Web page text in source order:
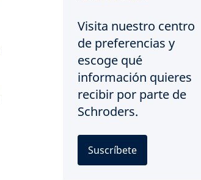
Visita nuestro centro
de preferencias y
escoge qué
información quieres
recibir por parte de
Schroders.
Suscríbete